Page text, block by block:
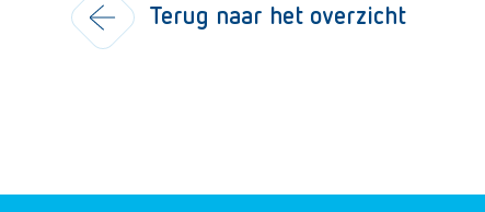
Terug naar het overzicht